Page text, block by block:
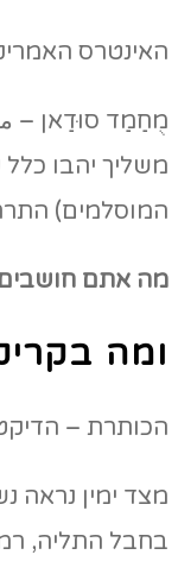
האינטרס
מֻחַמַד סוּדַאן –
המוסלמים)
מה אתם
ומה
הכותרת –
מצד ימין נראה
בחבל התליה,